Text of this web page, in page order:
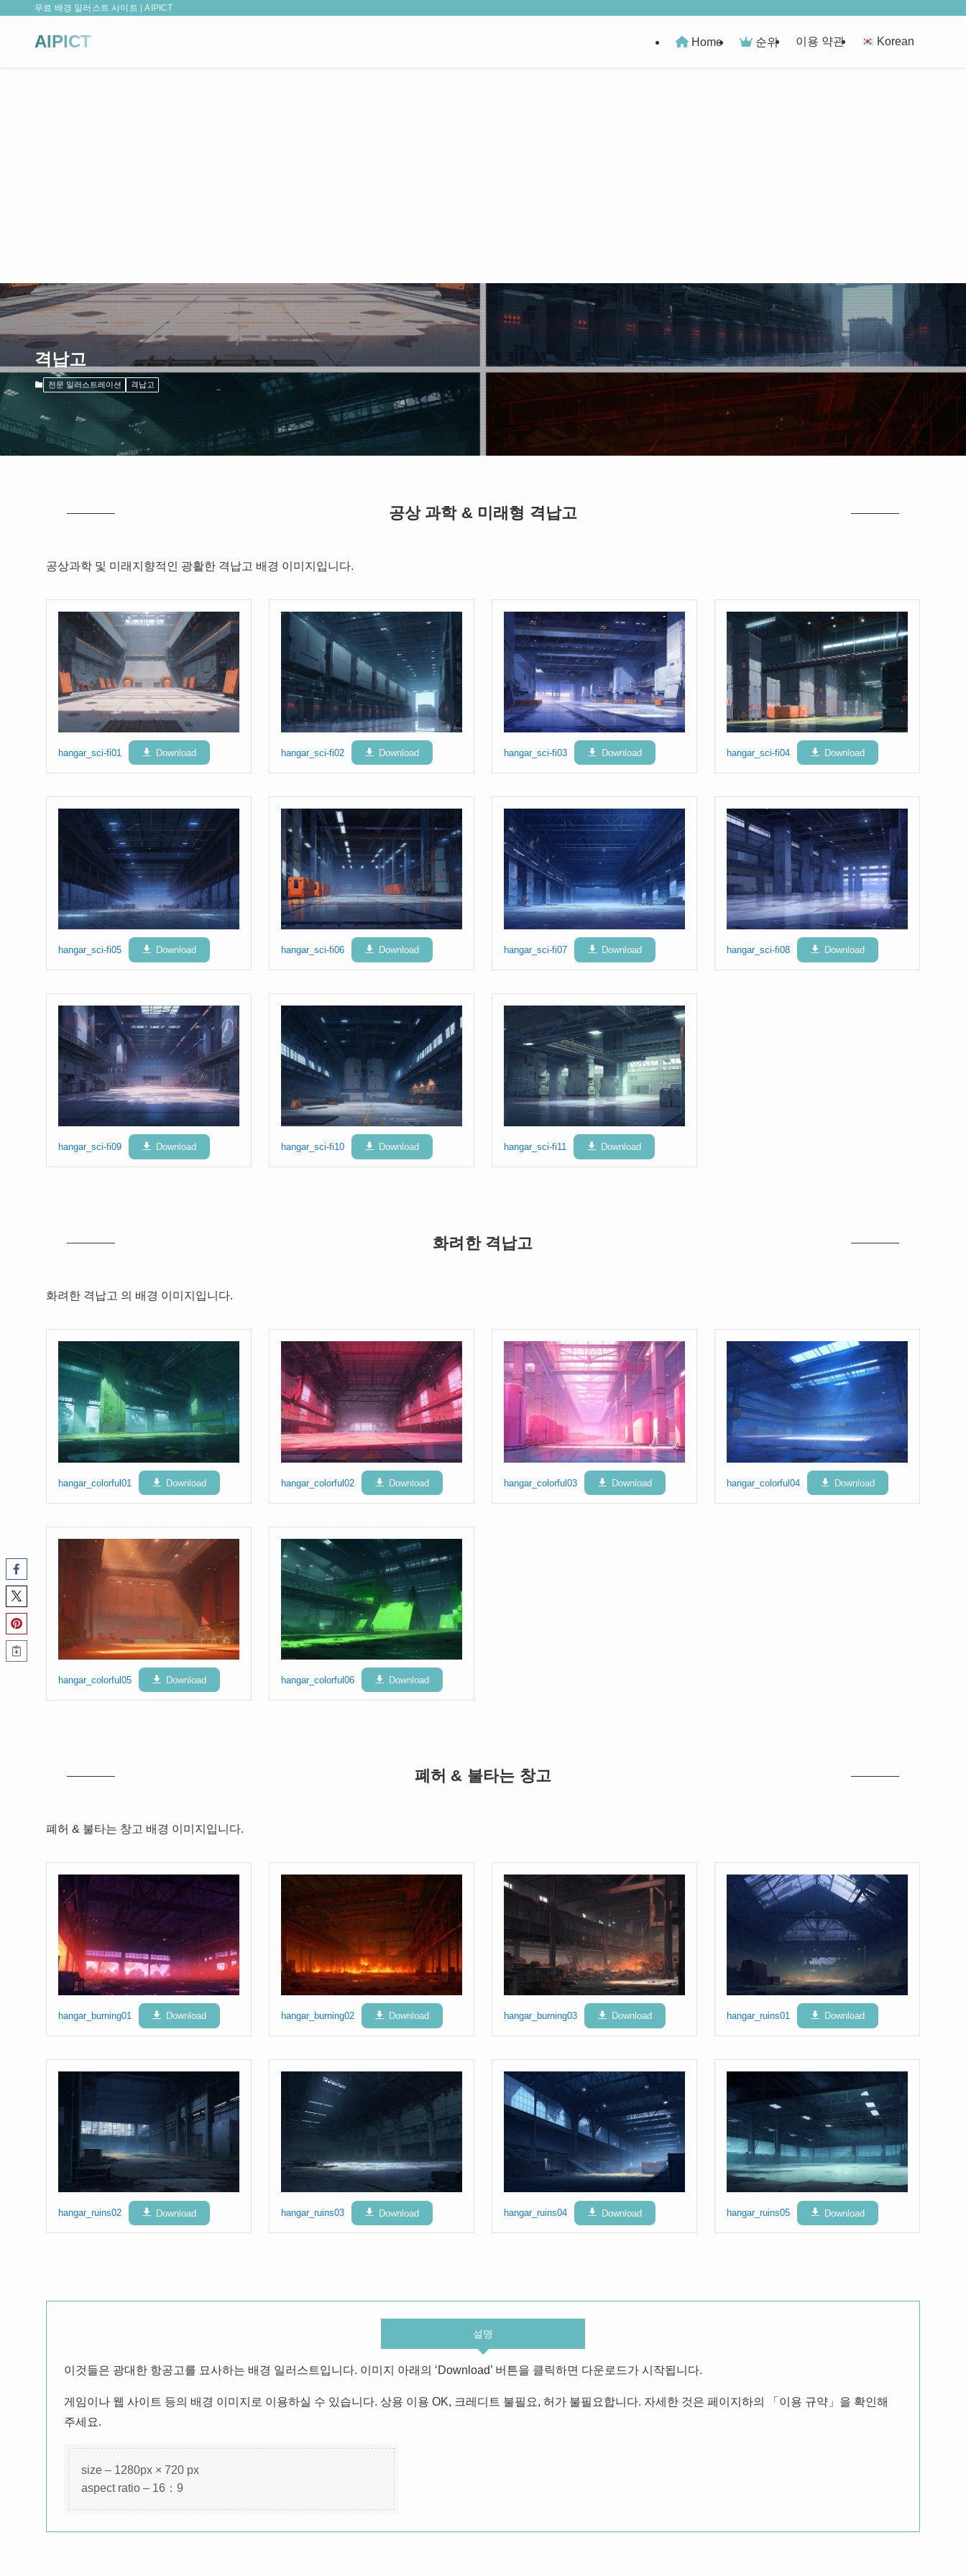
무료 배경 일러스트 사이트 | AIPICT
AIPICT Home 순위 이용 약관 Korean
격납고
전문 일러스트레이션 격납고
공상 과학 & 미래형 격납고
공상과학 및 미래지향적인 광활한 격납고 배경 이미지입니다.
hangar_sci-fi01 Download hangar_sci-fi02 Download hangar_sci-fi03 Download hangar_sci-fi04 Download
hangar_sci-fi05 Download hangar_sci-fi06 Download hangar_sci-fi07 Download hangar_sci-fi08 Download
hangar_sci-fi09 Download hangar_sci-fi10 Download hangar_sci-fi11 Download
화려한 격납고
화려한 격납고 의 배경 이미지입니다.
hangar_colorful01 Download hangar_colorful02 Download hangar_colorful03 Download hangar_colorful04 Download
hangar_colorful05 Download hangar_colorful06 Download
폐허 & 불타는 창고
폐허 & 불타는 창고 배경 이미지입니다.
hangar_burning01 Download hangar_burning02 Download hangar_burning03 Download hangar_ruins01 Download
hangar_ruins02 Download hangar_ruins03 Download hangar_ruins04 Download hangar_ruins05 Download
설명
이것들은 광대한 항공고를 묘사하는 배경 일러스트입니다. 이미지 아래의 ‘Download’ 버튼을 클릭하면 다운로드가 시작됩니다.
게임이나 웹 사이트 등의 배경 이미지로 이용하실 수 있습니다. 상용 이용 OK, 크레디트 불필요, 허가 불필요합니다. 자세한 것은 페이지하의 「이용 규약」을 확인해
주세요.
size – 1280px × 720 px
aspect ratio – 16：9